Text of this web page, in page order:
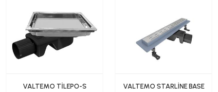
VALTEMO TİLEPO-S
VALTEMO STARLİNE BASE